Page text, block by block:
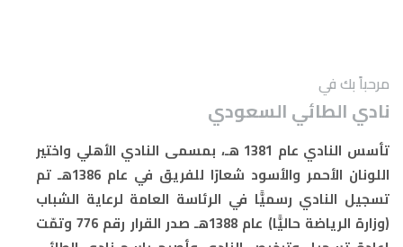
مرحباً بك في
نادي الطائي السعودي
تأسس النادي عام 1381 هـ، بمسمى النادي الأهلي واختير
اللونان الأحمر والأسود شعارًا للفريق
في عام 1386هـ تم
تسجيل النادي رسميًّا في الرئاسة العامة لرعاية الشباب
(وزارة الرياضة حاليًّا)
عام 1388هـ صدر القرار رقم 776 وتمّت